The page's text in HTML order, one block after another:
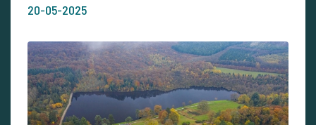
20-05-2025